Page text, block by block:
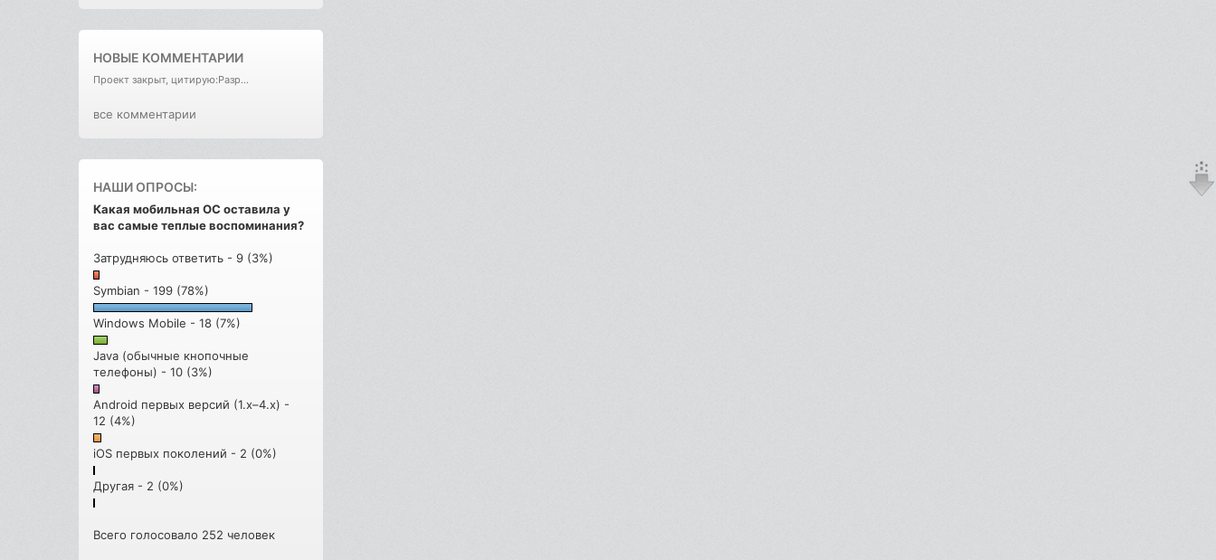
НОВЫЕ КОММЕНТАРИИ
Проект закрыт, цитирую:Разр...
все комментарии
НАШИ ОПРОСЫ:
Какая мобильная ОС оставила у
вас самые теплые воспоминания?
Затрудняюсь ответить - 9 (3%)
Symbian - 199 (78%)
Windows Mobile - 18 (7%)
Java (обычные кнопочные
телефоны) - 10 (3%)
Android первых версий (1.x–4.x) -
12 (4%)
iOS первых поколений - 2 (0%)
Другая - 2 (0%)
Всего голосовало 252 человек